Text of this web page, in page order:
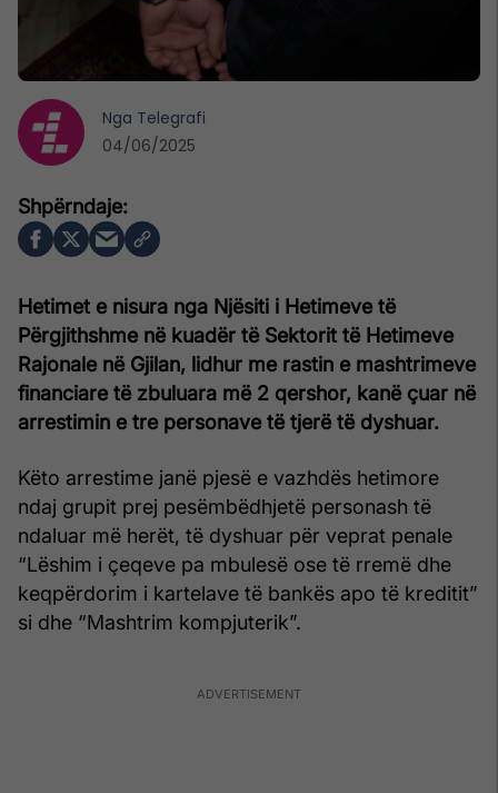
Hetimet e nisura nga Njësiti i Hetimeve të
Përgjithshme në kuadër të Sektorit të Hetimeve
Rajonale në Gjilan, lidhur me rastin e mashtrimeve
financiare të zbuluara më 2 qershor, kanë çuar në
arrestimin e tre personave të tjerë të dyshuar.
Këto arrestime janë pjesë e vazhdës hetimore
ndaj grupit prej pesëmbëdhjetë personash të
ndaluar më herët, të dyshuar për veprat penale
“Lëshim i çeqeve pa mbulesë ose të rremë dhe
keqpërdorim i kartelave të bankës apo të kreditit”
si dhe “Mashtrim kompjuterik”.
Nga Telegrafi
04/06/2025